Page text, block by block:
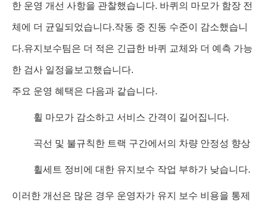
한 운영 개선 사항을 관찰했습니다. 바퀴의 마모가 함장 전
체에 더 균일되었습니다.작동 중 진동 수준이 감소했습니
다.유지보수팀은 더 적은 긴급한 바퀴 교체와 더 예측 가능
한 검사 일정을보고했습니다.
주요 운영 혜택은 다음과 같습니다.
휠 마모가 감소하고 서비스 간격이 길어집니다.
곡선 및 불규칙한 트랙 구간에서의 차량 안정성 향상
휠세트 정비에 대한 유지보수 작업 부하가 낮습니다.
이러한 개선은 많은 경우 운영자가 유지 보수 비용을 통제